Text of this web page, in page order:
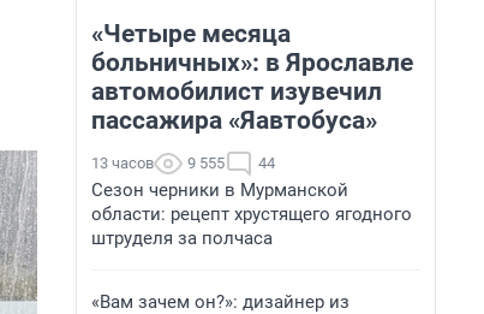
«Четыре месяца
больничных»: в Ярославле
автомобилист изувечил
пассажира «Яавтобуса»
13 часов 9 555 44
Сезон черники в Мурманской
области: рецепт хрустящего ягодного
штруделя за полчаса
«Вам зачем он?»: дизайнер из